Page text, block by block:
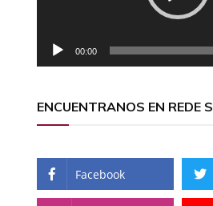
00:00
ENCUENTRANOS EN REDE
Facebook